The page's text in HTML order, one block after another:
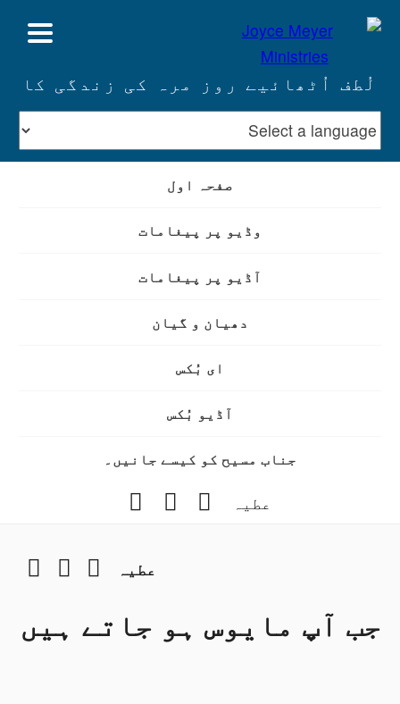
لُطف اُٹھائیے روز مرہ کی زندگی کا
صفحہ اول
وڈیو پر پیغامات
آڈیو پر پیغامات
دھیان و گیان
ای بُکس
آڈیو بُکس
جناب مسیح کو کیسے جانیں۔
عطیہ Facebook
YouTube
عطیہ Facebook
جب آپ مایوس ہو جاتے ہیں